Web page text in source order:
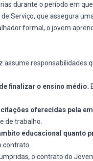
durante o período em
Serviço, que assegura
formal, o jovem
responsabilidades
finalizar o ensino médio.
oferecidas pela
de trabalho.
educacional quanto
o contrato do